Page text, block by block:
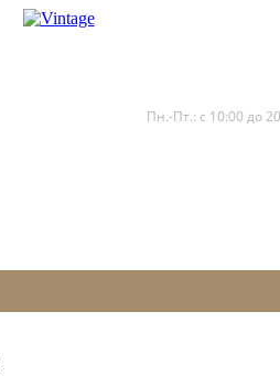
Пн.-Пт.: с 10:00 до